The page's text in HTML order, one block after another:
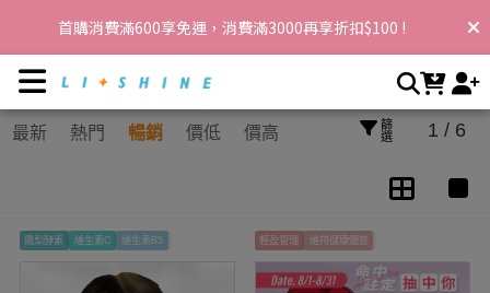
首購消費滿600享免運，消費滿3000再享折扣$100 !
最新 熱門 暢銷 價低 價高 篩選 1 / 6
鳳梨酵素 維生素C 維生素B5 輕盈管理 維持健康體態